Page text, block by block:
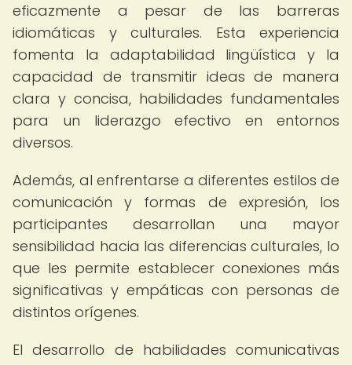
eficazmente a pesar de las barreras
idiomáticas y culturales. Esta experiencia
fomenta la adaptabilidad lingüística y la
capacidad de transmitir ideas de manera
clara y concisa, habilidades fundamentales
para un liderazgo efectivo en entornos
diversos.
Además, al enfrentarse a diferentes estilos de
comunicación y formas de expresión, los
participantes desarrollan una mayor
sensibilidad hacia las diferencias culturales, lo
que les permite establecer conexiones más
significativas y empáticas con personas de
distintos orígenes.
El desarrollo de habilidades comunicativas